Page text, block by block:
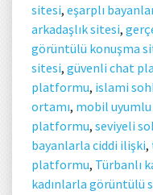
sitesi, eşarplı
arkadaşlık sitesi,
görüntülü konuşma
sitesi, güvenli chat
platformu, islami
ortamı, mobil uyumlu
platformu, seviyeli
bayanlarla ciddi ilişki,
platformu, Türbanlı
kadınlarla görüntülü